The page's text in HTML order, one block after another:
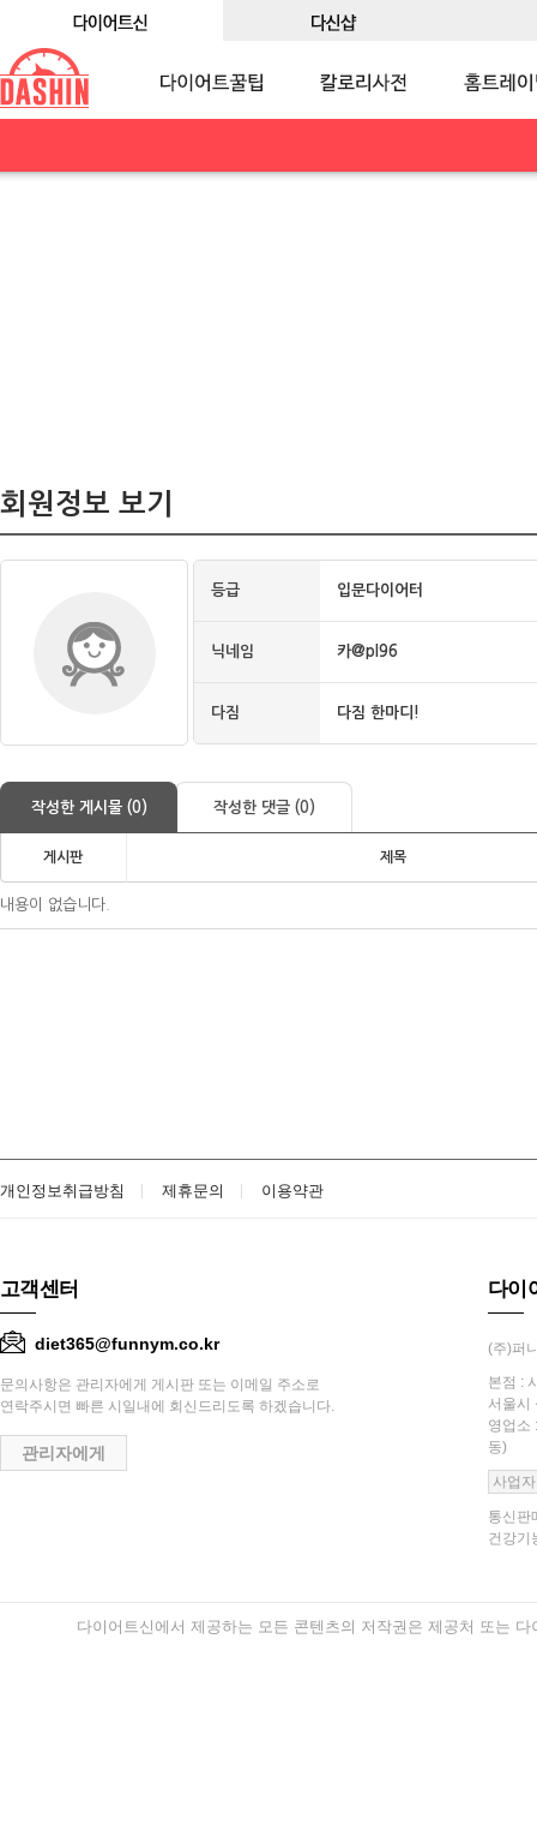
회원정보 보기
등급 입문다이어터
닉네임 카@pl96
다짐 다짐 한마디!
작성한 게시물 (0) 작성한 댓글 (0)
게시판 제목
내용이 없습니다.
개인정보취급방침 제휴문의 이용약관
고객센터
diet365@funnym.co.kr
문의사항은 관리자에게 게시판 또는 이메일 주소로
연락주시면 빠른 시일내에 회신드리도록 하겠습니다.
관리자에게
다이
(주)퍼
본점 :
서울시
영업소
동)
사업
통신판
건강기
다이어트신에서 제공하는 모든 콘텐츠의 저작권은 제공처 또는